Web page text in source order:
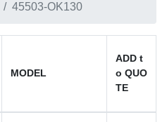
45503-OK130
MODEL
ADD t
o QUO
TE